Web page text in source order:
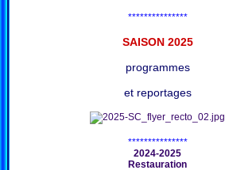
***************
SAISON 2025
programmes
et reportages
***************
2024-2025
Restauration